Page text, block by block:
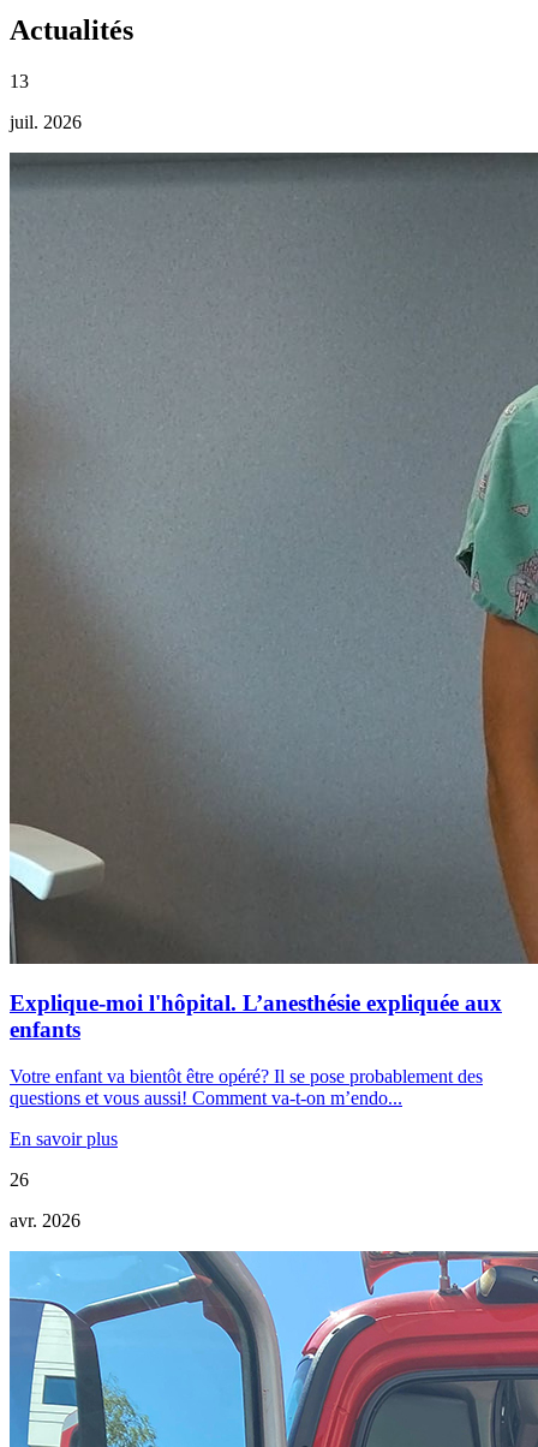
Actualités
13
juil. 2026
Explique-moi l'hôpital. L’anesthésie expliquée aux
enfants
Votre enfant va bientôt être opéré? Il se pose probablement des
questions et vous aussi! Comment va-t-on m’endo...
En savoir plus
26
avr. 2026